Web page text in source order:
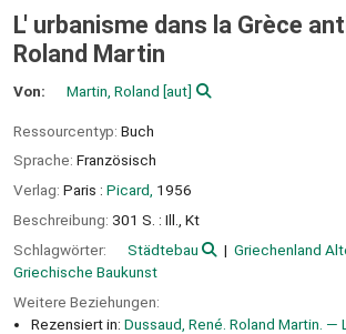
L' urbanisme dans la Grèce
Roland Martin
Von: Martin, Roland [aut]
Ressourcentyp: Buch
Sprache: Französisch
Verlag: Paris : Picard, 1956
Beschreibung: 301 S. : Ill., Kt
Schlagwörter:
Städtebau
Griechenland
Griechische Baukunst
Weitere Beziehungen:
Rezensiert in: Dussaud, René. Roland Martin. —